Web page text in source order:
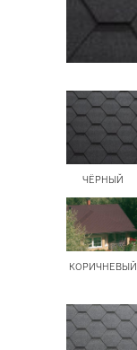
ЧЁРНЫЙ
КОРИЧНЕВЫЙ